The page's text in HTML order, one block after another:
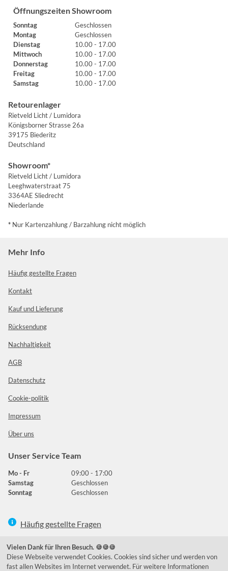
Öffnungszeiten Showroom
Sonntag
Geschlossen
Montag
Geschlossen
Dienstag
10.00 - 17.00
Mittwoch
10.00 - 17.00
Donnerstag
10.00 - 17.00
Freitag
10.00 - 17.00
Samstag
10.00 - 17.00
Retourenlager
Rietveld Licht / Lumidora
Königsborner Strasse 26a
39175 Biederitz
Deutschland
Showroom*
Rietveld Licht / Lumidora
Leeghwaterstraat 75
3364AE Sliedrecht
Niederlande
* Nur Kartenzahlung / Barzahlung nicht möglich
Mehr Info
Häufig gestellte Fragen
Kontakt
Kauf und Lieferung
Rücksendung
Nachhaltigkeit
AGB
Datenschutz
Cookie-politik
Impressum
Über uns
Unser Service Team
Mo - Fr
09:00 - 17:00
Samstag
Geschlossen
Sonntag
Geschlossen
Häufig gestellte Fragen
039292 - 678215
de@lumidora.com
Vielen Dank für Ihren Besuch. 🍪🍪🍪
Diese Webseite verwendet Cookies. Cookies sind sicher und werden von
fast allen Websites im Internet verwendet. Für weitere Informationen